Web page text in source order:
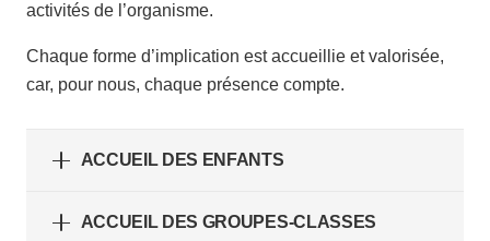
activités de l’organisme.
Chaque forme d’implication est accueillie et valorisée,
car, pour nous, chaque présence compte.
ACCUEIL DES ENFANTS
ACCUEIL DES GROUPES-CLASSES